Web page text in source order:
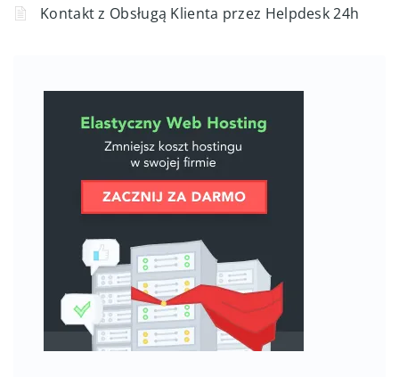
Kontakt z Obsługą Klienta przez Helpdesk 24h